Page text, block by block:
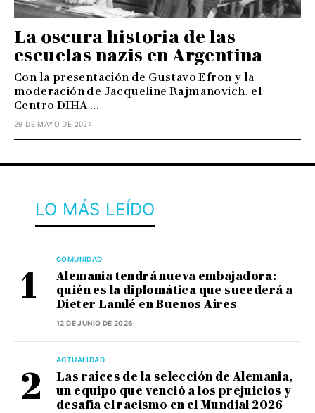
La oscura historia de las
escuelas nazis en Argentina
Con la presentación de Gustavo Efron y la
moderación de Jacqueline Rajmanovich, el
Centro DIHA ...
29 DE MAYO DE 2024
LO MÁS LEÍDO
COMUNIDAD
Alemania tendrá nueva embajadora:
quién es la diplomática que sucederá a
Dieter Lamlé en Buenos Aires
12 DE JUNIO DE 2026
ACTUALIDAD
Las raíces de la selección de Alemania,
un equipo que venció a los prejuicios y
desafía el racismo en el Mundial 2026